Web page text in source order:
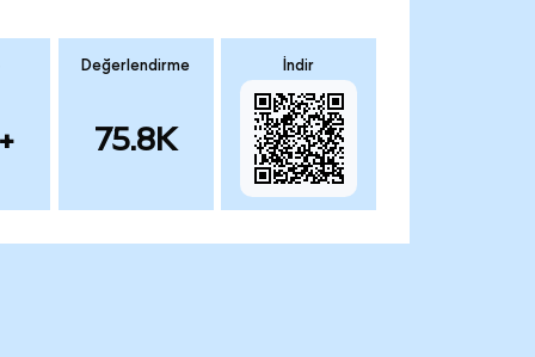
Değerlendirme
75.8K
İndir